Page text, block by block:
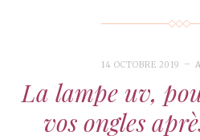
14 OCTOBRE 2019
La lampe uv,
vos ongles